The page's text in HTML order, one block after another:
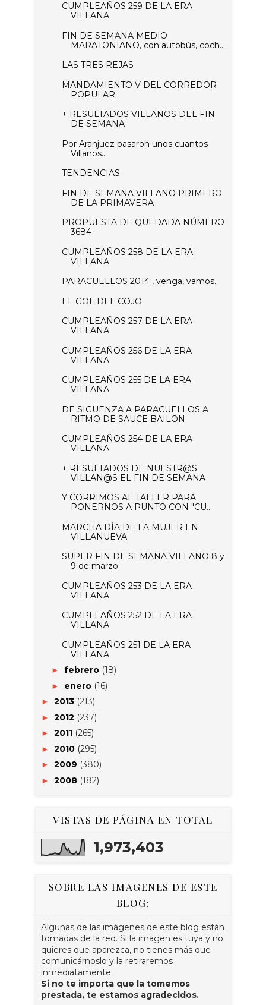
CUMPLEAÑOS 259 DE LA ERA
VILLANA
FIN DE SEMANA MEDIO
MARATONIANO, con autobús, coch...
LAS TRES REJAS
MANDAMIENTO V DEL CORREDOR
POPULAR
+ RESULTADOS VILLANOS DEL FIN
DE SEMANA
Por Aranjuez pasaron unos cuantos
Villanos...
TENDENCIAS
FIN DE SEMANA VILLANO PRIMERO
DE LA PRIMAVERA
PROPUESTA DE QUEDADA NÚMERO
3684
CUMPLEAÑOS 258 DE LA ERA
VILLANA
PARACUELLOS 2014 , venga, vamos.
EL GOL DEL COJO
CUMPLEAÑOS 257 DE LA ERA
VILLANA
CUMPLEAÑOS 256 DE LA ERA
VILLANA
CUMPLEAÑOS 255 DE LA ERA
VILLANA
DE SIGÜENZA A PARACUELLOS A
RITMO DE SAUCE BAILON
CUMPLEAÑOS 254 DE LA ERA
VILLANA
+ RESULTADOS DE NUESTR@S
VILLAN@S EL FIN DE SEMANA
Y CORRIMOS AL TALLER PARA
PONERNOS A PUNTO CON "CU...
MARCHA DÍA DE LA MUJER EN
VILLANUEVA
SUPER FIN DE SEMANA VILLANO 8 y
9 de marzo
CUMPLEAÑOS 253 DE LA ERA
VILLANA
CUMPLEAÑOS 252 DE LA ERA
VILLANA
CUMPLEAÑOS 251 DE LA ERA
VILLANA
► febrero (18)
► enero (16)
► 2013 (213)
► 2012 (237)
► 2011 (265)
► 2010 (295)
► 2009 (380)
► 2008 (182)
VISTAS DE PÁGINA EN TOTAL
1,973,403
SOBRE LAS IMAGENES DE ESTE
BLOG:
Algunas de las imágenes de este blog están
tomadas de la red. Si la imagen es tuya y no
quieres que aparezca, no tienes más que
comunicárnoslo y la retiraremos
inmediatamente.
Si no te importa que la tomemos
prestada, te estamos agradecidos.